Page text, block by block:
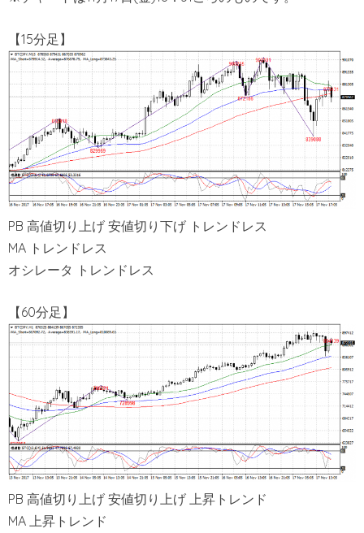
【15分足】
PB 高値切り上げ 安値切り下げ トレンドレス
MA トレンドレス
オシレータ トレンドレス
【60分足】
PB 高値切り上げ 安値切り上げ 上昇トレンド
MA 上昇トレンド